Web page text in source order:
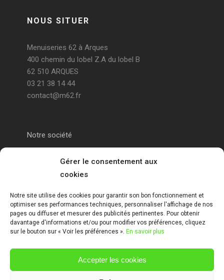
Gérer le consentement aux
cookies
Notre site utilise des cookies pour garantir son bon fonctionnement et
optimiser ses performances techniques, personnaliser l'affichage de nos
pages ou diffuser et mesurer des publicités pertinentes. Pour obtenir
davantage d'informations et/ou pour modifier vos préférences, cliquez
sur le bouton sur « Voir les préférences ». En savoir plus
Accepter les cookies
NOUS SITUER
Menuiseries 62 à Arques
400 chemin du lobel Z.A du lobel B
62 510 ARQUES
03 21 38 14 44
contact@m62.fr
Notre société
Portail alu Saint-Omer
Clôture 62
Garde-corps pas de calais
Mentions Légales